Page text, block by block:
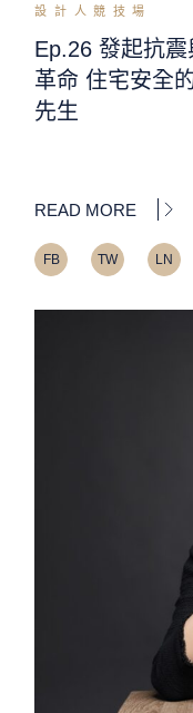
設計人競技場
Ep.26 發起抗
革命 住宅安全
先生
READ MORE
FB TW LN